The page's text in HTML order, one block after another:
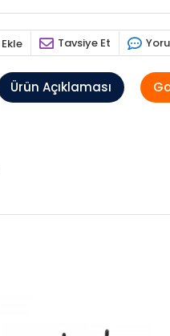
Tavsiye Et
Ürün Açıklaması